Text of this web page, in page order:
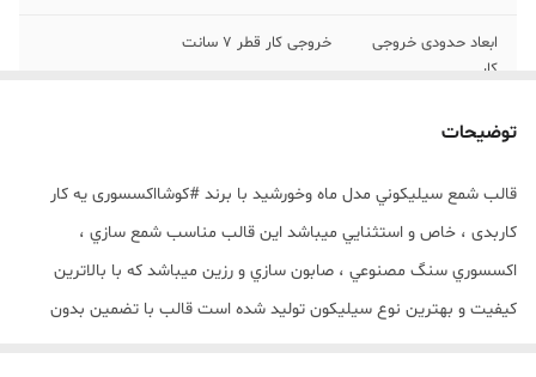
ابعاد حدودی خروجی
کار
خروجی کار قطر 7 سانت
توضیحات
قالب شمع سيليکوني مدل ماه وخورشید با برند #کوشااکسسوری يه کار
کاربدی ، خاص و استثنايي ميباشد اين قالب مناسب شمع سازي ،
اکسسوري سنگ مصنوعي ، صابون سازي و رزين ميباشد که با بالاترين
کيفيت و بهترين نوع سيليکون توليد شده است قالب با تضمين بدون